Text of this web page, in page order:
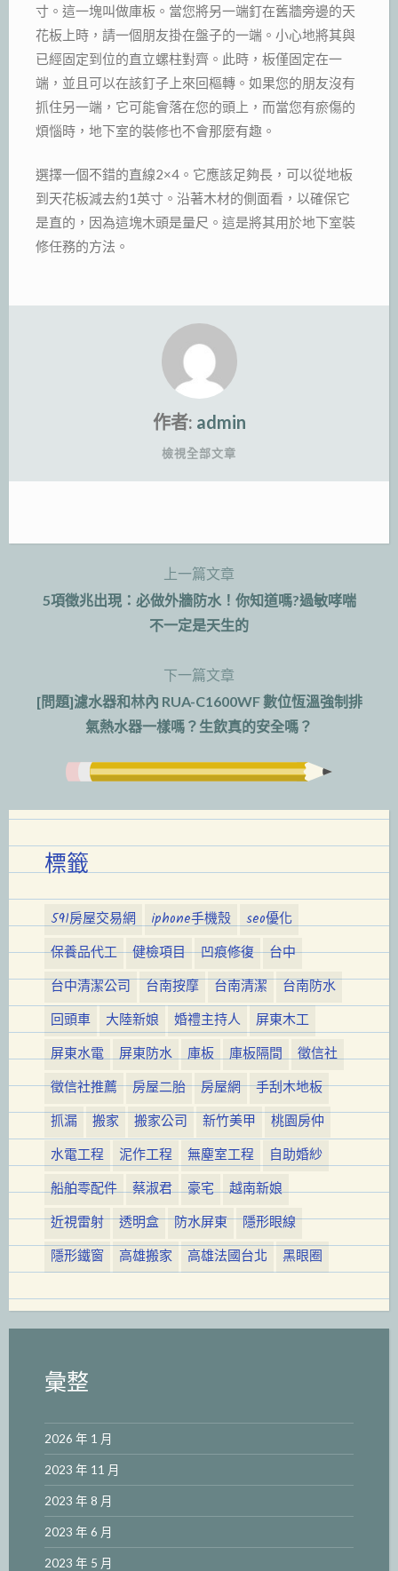
寸。這一塊叫做庫板。當您將另一端釘在舊牆旁邊的天
花板上時，請一個朋友掛在盤子的一端。小心地將其與
已經固定到位的直立螺柱對齊。此時，板僅固定在一
端，並且可以在該釘子上來回樞轉。如果您的朋友沒有
抓住另一端，它可能會落在您的頭上，而當您有瘀傷的
煩惱時，地下室的裝修也不會那麼有趣。
選擇一個不錯的直線2×4。它應該足夠長，可以從地板
到天花板減去約1英寸。沿著木材的側面看，以確保它
是直的，因為這塊木頭是量尺。這是將其用於地下室裝
修任務的方法。
作者: admin
檢視全部文章
上一篇文章
5項徵兆出現：必做外牆防水！你知道嗎?過敏哮喘
不一定是天生的
下一篇文章
[問題]濾水器和林內 RUA-C1600WF 數位恆溫強制排
氣熱水器一樣嗎？生飲真的安全嗎？
標籤
591房屋交易網 iphone手機殼
seo優化
保養品代工
健檢項目 凹痕修復
台中
台中清潔公司
台南按摩 台南清潔
台南防水
回頭車
大陸新娘 婚禮主持人
屏東木工
屏東水電
屏東防水 庫板 庫板隔間
徵信社
徵信社推薦
房屋二胎 房屋網
手刮木地板
抓漏
搬家 搬家公司 新竹美甲
桃園房仲
水電工程
泥作工程 無塵室工程
自助婚紗
船舶零配件
蔡淑君 豪宅
越南新娘
近視雷射
透明盒 防水屏東
隱形眼線
隱形鐵窗
高雄搬家 高雄法國台北 黑眼圈
彙整
2026 年 1 月
2023 年 11 月
2023 年 8 月
2023 年 6 月
2023 年 5 月